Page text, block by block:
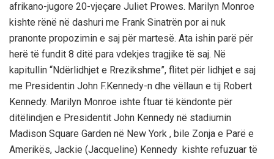
afrikano-jugore 20-vjeçare Juliet Prowes. Marilyn Monroe
kishte rёnё nё dashuri me Frank Sinatrёn por ai nuk
pranonte propozimin e saj pёr martesё. Ata ishin parё pёr
herё tё fundit 8 ditё para vdekjes tragjike tё saj. Nё
kapitullin “Ndёrlidhjet e Rrezikshme”, flitet pёr lidhjet e saj
me Presidentin John F.Kennedy-n dhe vёllaun e tij Robert
Kennedy. Marilyn Monroe ishte ftuar tё kёndonte pёr
ditёlindjen e Presidentit John Kennedy nё stadiumin
Madison Square Garden nё New York , bile Zonja e Parё e
Amerikёs, Jackie (Jacqueline) Kennedy kishte refuzuar tё